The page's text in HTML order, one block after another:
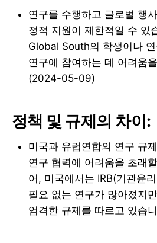
연구를 수행하고 글로벌 행
정적 지원이 제한적일 수 있
Global South의 학생이나
연구에 참여하는 데 어려움
(2024-05-09)
정책 및 규제의 차이:
미국과 유럽연합의 연구 규
연구 협력에 어려움을 초래
어, 미국에서는 IRB(기관윤
필요 없는 연구가 많아졌지
엄격한 규제를 따르고 있습